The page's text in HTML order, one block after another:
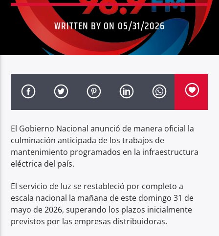
0:00
Radio hola
WRITTEN BY ON 05/31/2026
El Gobierno Nacional anunció de manera oficial la
culminación anticipada de los trabajos de
mantenimiento programados en la infraestructura
eléctrica del país.
El servicio de luz se restableció por completo a
escala nacional la mañana de este domingo 31 de
mayo de 2026, superando los plazos inicialmente
previstos por las empresas distribuidoras.